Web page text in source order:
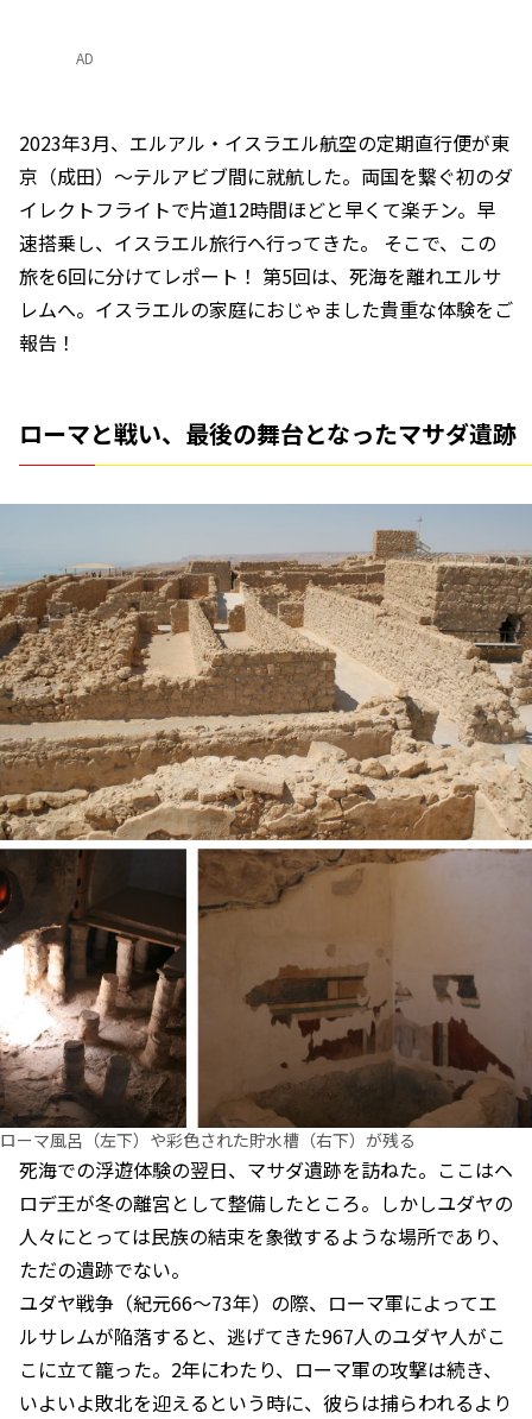
AD
2023年3月、エルアル・イスラエル航空の定期直行便が東
京（成田）～テルアビブ間に就航した。両国を繋ぐ初のダ
イレクトフライトで片道12時間ほどと早くて楽チン。早
速搭乗し、イスラエル旅行へ行ってきた。 そこで、この
旅を6回に分けてレポート！ 第5回は、死海を離れエルサ
レムへ。イスラエルの家庭におじゃました貴重な体験をご
報告！
ローマと戦い、最後の舞台となったマサダ遺跡
ローマ風呂（左下）や彩色された貯水槽（右下）が残る
死海での浮遊体験の翌日、マサダ遺跡を訪ねた。ここはヘ
ロデ王が冬の離宮として整備したところ。しかしユダヤの
人々にとっては民族の結束を象徴するような場所であり、
ただの遺跡でない。
ユダヤ戦争（紀元66～73年）の際、ローマ軍によってエ
ルサレムが陥落すると、逃げてきた967人のユダヤ人がこ
こに立て籠った。2年にわたり、ローマ軍の攻撃は続き、
いよいよ敗北を迎えるという時に、彼らは捕らわれるより